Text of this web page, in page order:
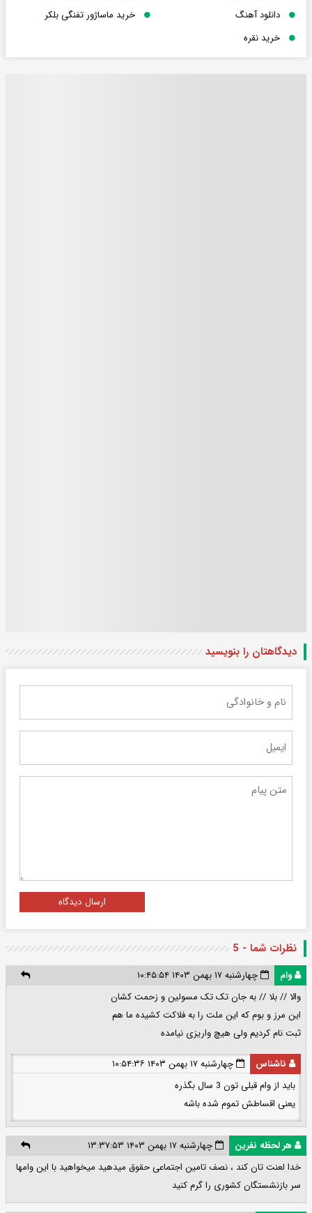
دانلود آهنگ
خرید ماساژور تفنگی بلکر
خرید نقره
دیدگاهتان را بنویسید
ارسال دیدگاه
نظرات شما - 5
وام
چهارشنبه ۱۷ بهمن ۱۴۰۳ ۱۰:۴۵:۵۴
والا // بلا // به جان تک تک مسولین و زحمت کشان
این مرز و بوم که این ملت را به فلاکت کشیده ما هم
ثبت نام کردیم ولی هیچ واریزی نیامده
ناشناس
چهارشنبه ۱۷ بهمن ۱۴۰۳ ۱۰:۵۴:۳۶
باید از وام قبلی تون 3 سال بگذره
یعنی اقساطش تموم شده باشه
هر لحظه نفرین
چهارشنبه ۱۷ بهمن ۱۴۰۳ ۱۳:۳۷:۵۳
خدا لعنت تان کند ، نصف تامین اجتماعی حقوق میدهید میخواهید با این وامها
سر بازنشستگان کشوری را گرم کنید